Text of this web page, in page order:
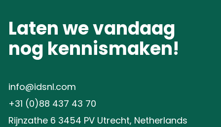
Laten we vandaag
nog kennismaken!
info@idsnl.com
+31 (0)88 437 43 70
Rijnzathe 6 3454 PV Utrecht, Netherlands